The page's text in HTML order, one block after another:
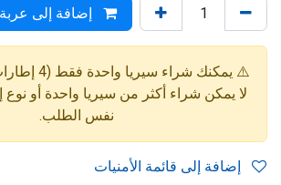
إضافة إلى
⚠️ يمكنك شراء سيريا واحدة فقط (4 إطارات) في كل طلب.
لا يمكن شراء أكثر من سيريا واحدة أو
نفس الطلب.